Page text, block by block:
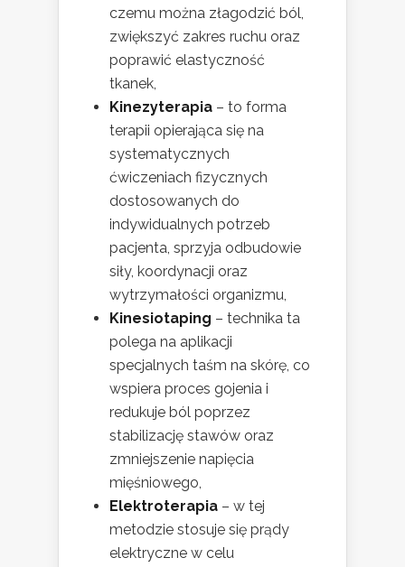
czemu można złagodzić ból,
zwiększyć zakres ruchu oraz
poprawić elastyczność
tkanek,
Kinezyterapia – to forma
terapii opierająca się na
systematycznych
ćwiczeniach fizycznych
dostosowanych do
indywidualnych potrzeb
pacjenta, sprzyja odbudowie
siły, koordynacji oraz
wytrzymałości organizmu,
Kinesiotaping – technika ta
polega na aplikacji
specjalnych taśm na skórę, co
wspiera proces gojenia i
redukuje ból poprzez
stabilizację stawów oraz
zmniejszenie napięcia
mięśniowego,
Elektroterapia – w tej
metodzie stosuje się prądy
elektryczne w celu